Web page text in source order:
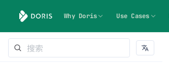
Why Doris Use Cases